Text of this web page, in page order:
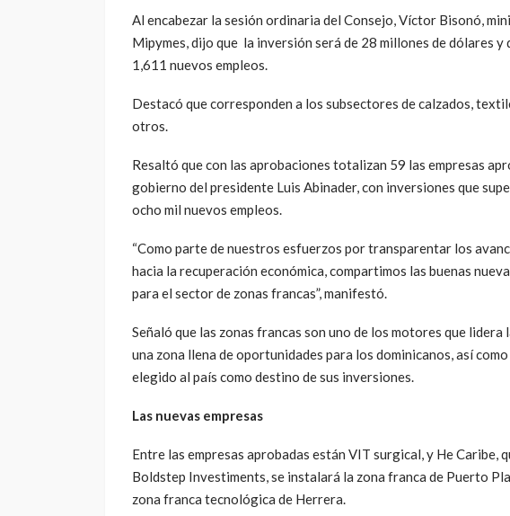
Al encabezar la sesión ordinaria del Consejo, Víctor Bisonó,
Mipymes, dijo que la inversión será de 28 millones de dólares y
1,611 nuevos empleos.
Destacó que corresponden a los subsectores de calzados,
otros.
Resaltó que con las aprobaciones totalizan 59 las empresas
gobierno del presidente Luis Abinader, con inversiones que
ocho mil nuevos empleos.
“Como parte de nuestros esfuerzos por transparentar los
hacia la recuperación económica, compartimos las buenas
para el sector de zonas francas”, manifestó.
Señaló que las zonas francas son uno de los motores que
una zona llena de oportunidades para los dominicanos, así
elegido al país como destino de sus inversiones.
Las nuevas empresas
Entre las empresas aprobadas están VIT surgical, y He Caribe,
Boldstep Investiments, se instalará la zona franca de Puerto
zona franca tecnológica de Herrera.